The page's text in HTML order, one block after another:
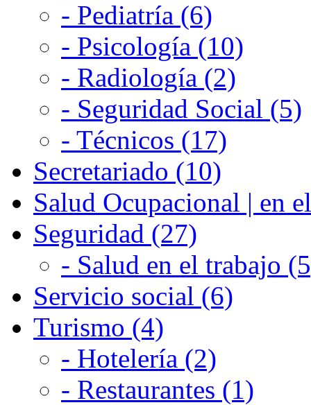
- Pediatría (6)
- Psicología (10)
- Radiología (2)
- Seguridad Social (5)
- Técnicos (17)
Secretariado (10)
Salud Ocupacional | en
Seguridad (27)
- Salud en el trabajo
Servicio social (6)
Turismo (4)
- Hotelería (2)
- Restaurantes (1)